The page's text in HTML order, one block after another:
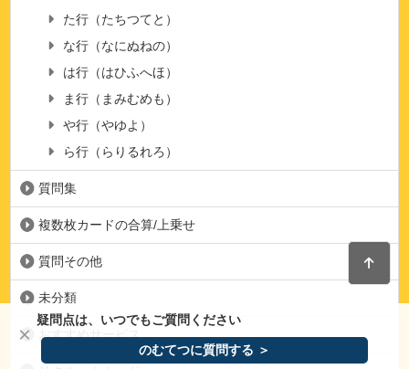
た行（たちつてと）
な行（なにぬねの）
は行（はひふへほ）
ま行（まみむめも）
や行（やゆよ）
ら行（らりるれろ）
質問集
複数枚カードの合算/上乗せ
質問その他
未分類
おすすめサービス
×
疑問点は、いつでもご質問ください
のむてつに質問する ＞